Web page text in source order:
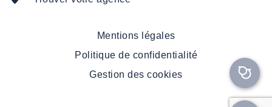
Mentions légales
Politique de confidentialité
Gestion des cookies